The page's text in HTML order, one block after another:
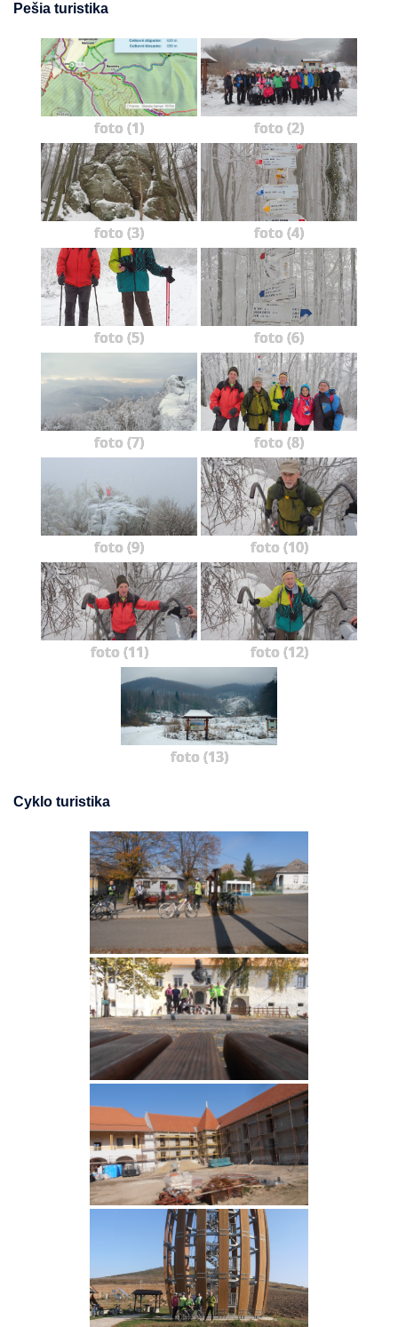
Pešia turistika
foto (1) foto (2)
foto (3) foto (4)
foto (5) foto (6)
foto (7) foto (8)
foto (9) foto (10)
foto (11) foto (12)
foto (13)
Cyklo turistika